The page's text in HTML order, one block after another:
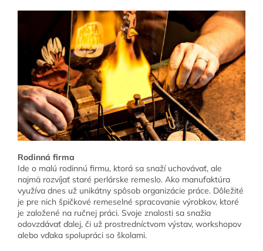
Rodinná firma
Ide o malú rodinnú firmu, ktorá sa snaží uchovávať, ale
najmä rozvíjať staré perlárske remeslo. Ako manufaktúra
využíva dnes už unikátny spôsob organizácie práce. Dôležité
je pre nich špičkové remeselné spracovanie výrobkov, ktoré
je založené na ručnej práci. Svoje znalosti sa snažia
odovzdávať ďalej, či už prostredníctvom výstav, workshopov
alebo vďaka spolupráci so školami.